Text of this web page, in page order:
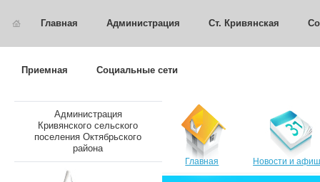
Главная Администрация Ст. Кривянская
Приемная Социальные сети
Администрация
Кривянского сельского
поселения Октябрьского
района
Главная Новости и